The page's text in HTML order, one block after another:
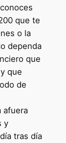
que te
o la
dependa
que
que
de
afuera
y
tras día